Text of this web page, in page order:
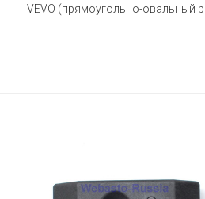
VEVO (прямоугольно-овальный